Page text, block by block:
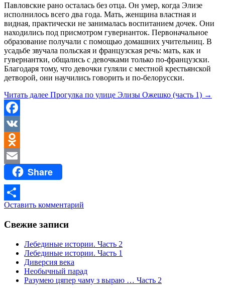
Павловские рано осталась без отца. Он умер, когда Элизе
исполнилось всего два года. Мать, женщина властная и
видная, практически не занималась воспитанием дочек. Они
находились под присмотром гувернанток. Первоначальное
образование получали с помощью домашних учительниц. В
усадьбе звучала польская и французская речь: мать, как и
гувернантки, общались с девочками только по-французски.
Благодаря тому, что девочки гуляли с местной крестьянской
детворой, они научились говорить и по-белорусски.
Читать далее Прогулка по улице Элизы Ожешко (часть 1) →
Facebook
VK
Odnoklassniki
Email Share
Отправить
Оставить комментарий
Свежие записи
Лебединые истории. Часть 2
Лебединые истории. Часть 1
Диверсия века
Необычный парад
Разумею цяпер чаму з выраю … Часть 2